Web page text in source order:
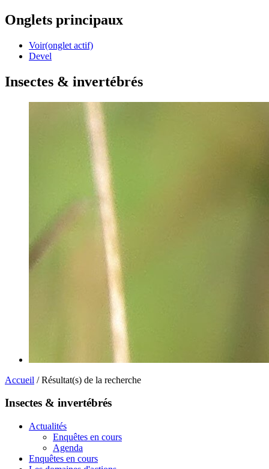
Onglets principaux
Voir(onglet actif)
Devel
Insectes & invertébrés
Accueil / Résultat(s) de la recherche
Insectes & invertébrés
Actualités
Enquêtes en cours
Agenda
Enquêtes en cours